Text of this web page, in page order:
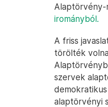
Alaptörvény-
irományból.
A friss
törölték
szervek
alaptörvényi